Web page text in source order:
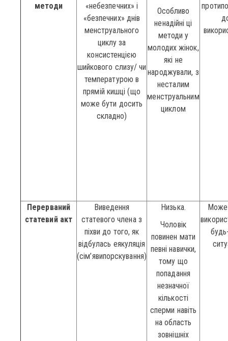
методи
«небезпечних» і
«безпечних» днів
менструального
циклу за
консистенцією
шийкового слизу/ чи
температурою в
прямій кишці (що
може бути досить
складно)
Особливо
ненадійні ці
методи у
молодих жінок,
які не
народжували, з
несталим
менструальним
циклом
Перерваний
статевий акт
Виведення
статевого члена з
піхви до того, як
відбулась еякуляція
(сім’явипорскування)
Низька.
Чоловік
повинен мати
певні навички,
тому що
попадання
незначної
кількості
сперми навіть
на область
зовнішніх
Може